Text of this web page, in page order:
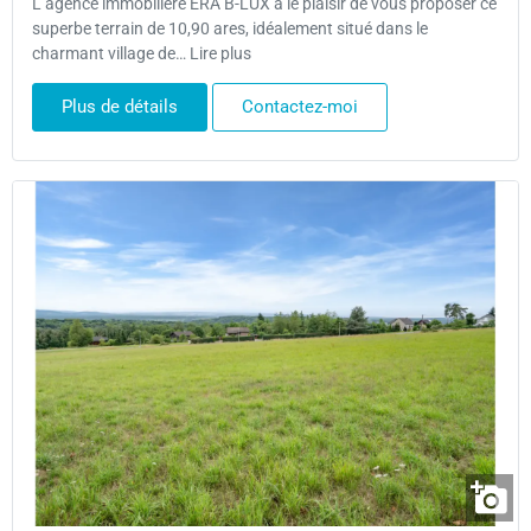
L’agence immobilière ERA B-LUX a le plaisir de vous proposer ce
superbe terrain de 10,90 ares, idéalement situé dans le
charmant village de… Lire plus
Plus de détails Contactez-moi